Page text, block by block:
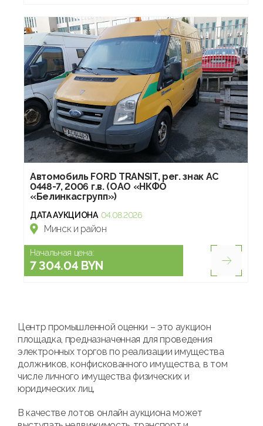
Автомобиль FORD TRANSIT, рег. знак АС
0448-7, 2006 г.в. (ОАО «НКФО
«Белинкасгрупп»)
ДАТА АУКЦИОНА 04.08.2026
Минск и район
Начальная цена:
7 304.04 BYN
Центр промышленной оценки – это аукцион
площадка, предназначенная для проведения
электронных торгов по реализации имущества
должников, конфискованного имущества, в том
числе личного имущества физических и
юридических лиц.
В качестве лотов онлайн аукциона может